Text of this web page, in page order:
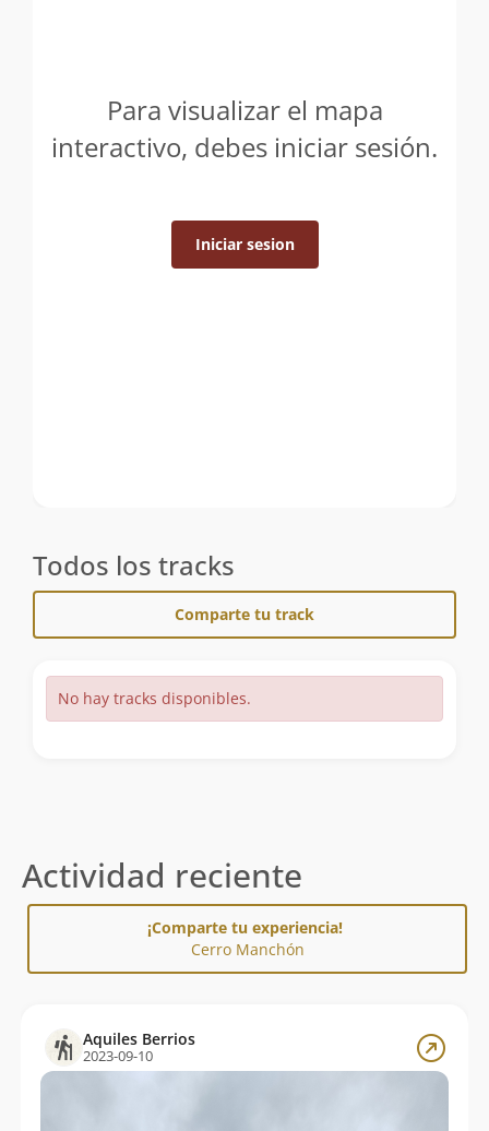
Para visualizar el mapa
interactivo, debes iniciar sesión.
Iniciar sesion
Todos los tracks
Comparte tu track
No hay tracks disponibles.
Actividad reciente
¡Comparte tu experiencia!
Cerro Manchón
Aquiles Berrios
2023-09-10